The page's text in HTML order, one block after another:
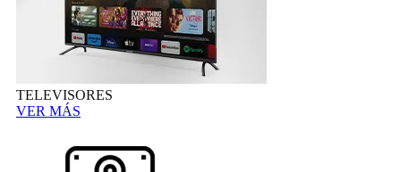
TELEVISORES
VER MÁS